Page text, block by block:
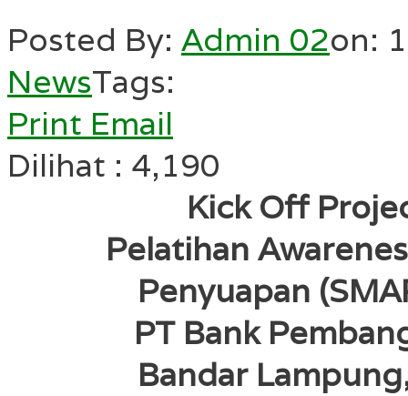
Posted By: Admin 02on:
NewsTags:
Print Email
Dilihat : 4,190
Kick Off
Pelatihan
Penyuapan
PT Bank
Bandar